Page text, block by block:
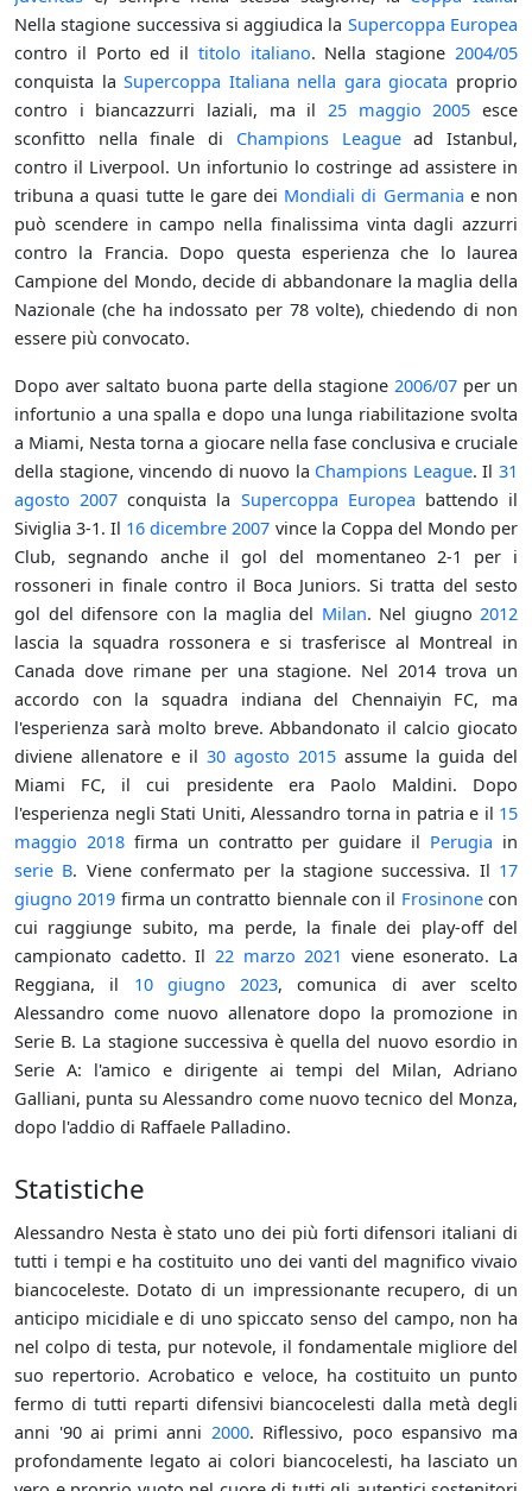
Nella stagione successiva si aggiudica la Supercoppa Europea
contro il Porto ed il titolo italiano. Nella stagione2004/05
conquista laSupercoppa Italiana nella gara giocata proprio
contro i biancazzurri laziali, ma il 25 maggio 2005 esce
sconfitto nella finale di Champions Leaguead Istanbul,
contro il Liverpool. Un infortunio lo costringe ad assistere in
tribuna a quasi tutte le gare dei Mondiali di Germania e non
può scendere in campo nella finalissima vinta dagli azzurri
contro la Francia. Dopo questa esperienza che lo laurea
Campione del Mondo, decide di abbandonare la maglia della
Nazionale (che ha indossato per 78 volte), chiedendo di non
essere più convocato.
Dopo aver saltato buona parte della stagione 2006/07 per un
infortunio a una spalla e dopo una lunga riabilitazione svolta
a Miami, Nesta torna a giocare nella fase conclusiva e cruciale
della stagione, vincendo di nuovo la Champions League. Il31
agosto 2007 conquista la Supercoppa Europea battendo il
Siviglia 3-1. Il 16 dicembre 2007 vince la Coppa del Mondo per
Club, segnando anche il gol del momentaneo 2-1 per i
rossoneri in finale contro il Boca Juniors. Si tratta del sesto
gol del difensore con la maglia del Milan. Nel giugno 2012
lascia la squadra rossonera e si trasferisce al Montreal in
Canada dove rimane per una stagione. Nel 2014 trova un
accordo con la squadra indiana del Chennaiyin FC, ma
l'esperienza sarà molto breve. Abbandonato il calcio giocato
diviene allenatore e il 30 agosto 2015 assume la guida del
Miami FC, il cui presidente era Paolo Maldini. Dopo
l'esperienza negli Stati Uniti, Alessandro torna in patria e il 15
maggio 2018firma un contratto per guidare il Perugia in
serie B. Viene confermato per la stagione successiva. Il 17
giugno 2019 firma un contratto biennale con il Frosinonecon
cui raggiunge subito, ma perde, la finale dei play-off del
campionato cadetto. Il 22 marzo 2021 viene esonerato. La
Reggiana, il 10 giugno 2023, comunica di aver scelto
Alessandro come nuovo allenatore dopo la promozione in
Serie B. La stagione successiva è quella del nuovo esordio in
Serie A: l'amico e dirigente ai tempi del Milan, Adriano
Galliani, punta su Alessandro come nuovo tecnico del Monza,
dopo l'addio di Raffaele Palladino.
Statistiche
Alessandro Nesta è stato uno dei più forti difensori italiani di
tutti i tempi e ha costituito uno dei vanti del magnifico vivaio
biancoceleste. Dotato di un impressionante recupero, di un
anticipo micidiale e di uno spiccato senso del campo, non ha
nel colpo di testa, pur notevole, il fondamentale migliore del
suo repertorio. Acrobatico e veloce, ha costituito un punto
fermo di tutti reparti difensivi biancocelesti dalla metà degli
anni '90 ai primi anni 2000. Riflessivo, poco espansivo ma
profondamente legato ai colori biancocelesti, ha lasciato un